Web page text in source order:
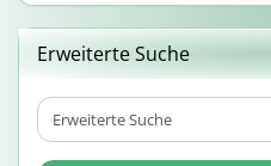
Erweiterte Suche
Erweiterte
Suche